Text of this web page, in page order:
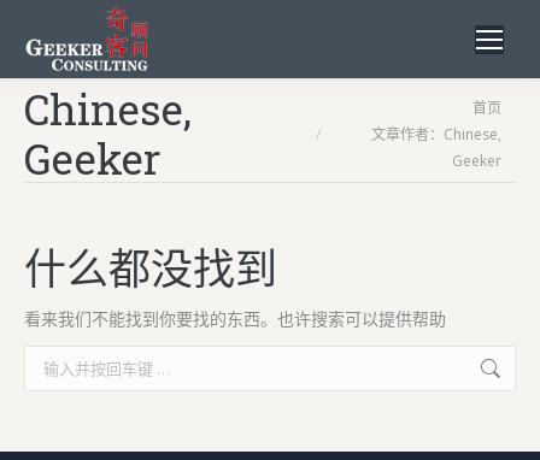
Chinese,
Geeker
首页
文章作者：Chinese,
Geeker
什么都没找到
看来我们不能找到你要找的东西。也许搜索可以提供帮助
Search: